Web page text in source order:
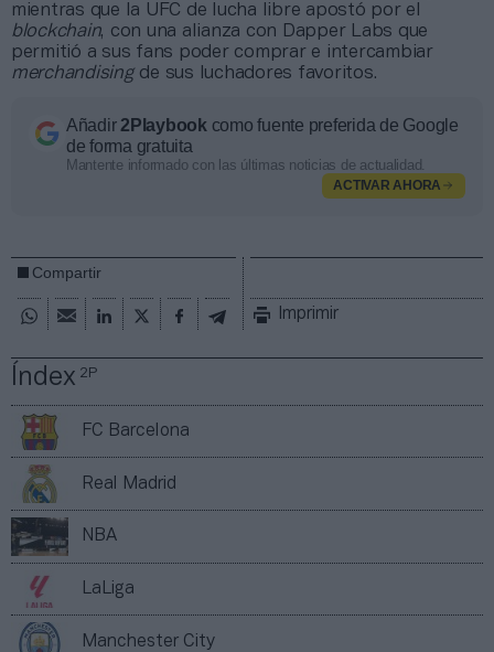
Índex2P
FC Barcelona
Real Madrid
NBA
LaLiga
Manchester City
mientras que la UFC de lucha libre apostó por el
blockchain, con una alianza con Dapper Labs que
permitió a sus fans poder comprar e intercambiar
merchandisingde sus luchadores favoritos.
Añadir2Playbook como fuente preferida de Google
de forma gratuita
Mantente informado con las últimas noticias de actualidad.
ACTIVAR AHORA
Compartir
Imprimir